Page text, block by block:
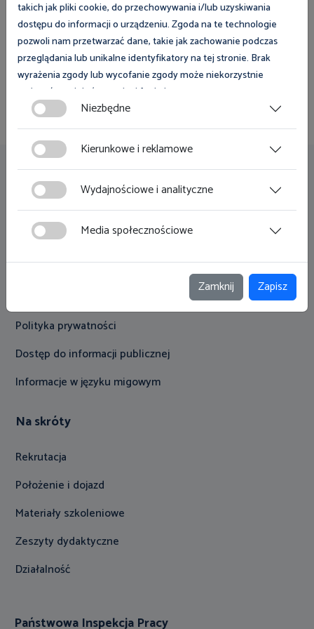
Wyrażam zgodę na przetwarzanie moich danych
osobowych przez Ośrodek Szkolenia Państwowej
Inspekcji Pracy.
Przydatne linki
Zamówienia publiczne
Klauzula informacyjna
Polityka prywatności
Dostęp do informacji publicznej
Informacje w języku migowym
Na skróty
Rekrutacja
Położenie i dojazd
Materiały szkoleniowe
Zeszyty dydaktyczne
Działalność
Państwowa Inspekcja Pracy
takich jak pliki cookie, do przechowywania i/lub uzyskiwania
dostępu do informacji o urządzeniu. Zgoda na te technologie
pozwoli nam przetwarzać dane, takie jak zachowanie podczas
przeglądania lub unikalne identyfikatory na tej stronie. Brak
wyrażenia zgody lub wycofanie zgody może niekorzystnie
wpłynąć na niektóre cechy i funkcje.
Zgoda na pliki cookies jest dobrowolna i można ją wycofać lub
zmodyfikować w dowolnym momencie klikając w przycisk
ciasteczka w lewym dolnym rogu strony. Więcej informacji
znajdziesz w
Niezbędne
Kierunkowe i reklamowe
Wydajnościowe i analityczne
Media społecznościowe
Zamknij Zapisz